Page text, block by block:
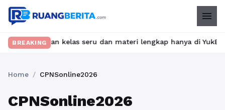
menu
BREAKINGkelas seru dan materi lengkap hanya di
Home / CPNSonline2026
CPNSonline2026